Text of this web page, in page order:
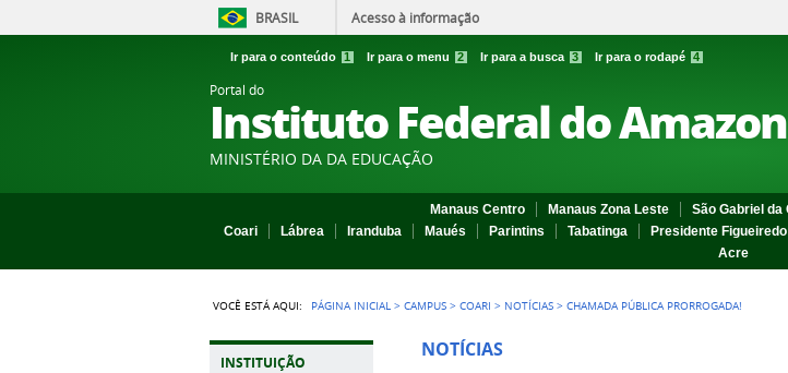
BRASIL Acesso à informação
Ir para o conteúdo 1 Ir para o menu 2 Ir para a busca 3 Ir para o rodapé 4
Portal do
Instituto Federal do
MINISTÉRIO DA DA EDUCAÇÃO
Manaus Centro Manaus Zona Leste São Gabriel da
Coari
Lábrea Iranduba Maués Parintins Tabatinga Presidente Figueiredo
Acre
VOCÊ ESTÁ AQUI: PÁGINA INICIAL >CAMPUS >COARI > NOTÍCIAS >CHAMADA PÚBLICA PRORROGADA!
INSTITUIÇÃO
NOTÍCIAS